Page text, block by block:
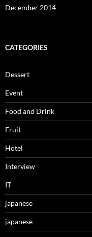
December 2014
CATEGORIES
Dessert
Event
Food and Drink
Fruit
Hotel
Interview
IT
japanese
japanese